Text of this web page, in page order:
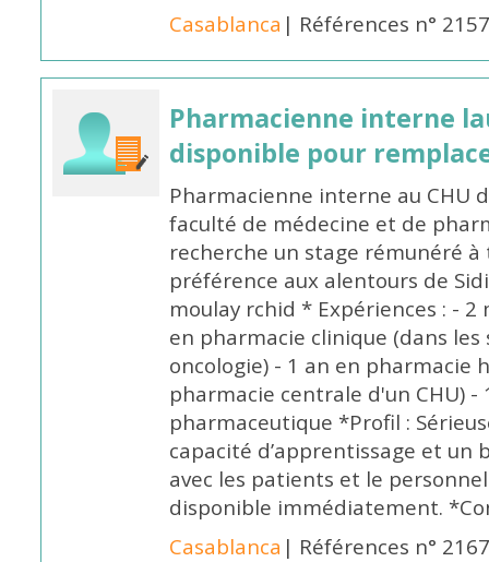
Casablanca | Références n°
Pharmacienne interne
disponible pour
Pharmacienne interne au CHU
faculté de médecine et de
recherche un stage rémunéré
préférence aux alentours de
moulay rchid * Expériences : -
en pharmacie clinique (dans les
oncologie) - 1 an en pharmacie
pharmacie centrale d'un CHU)
pharmaceutique *Profil :
capacité d’apprentissage et un
avec les patients et le
disponible immédiatement.
Casablanca | Références n°